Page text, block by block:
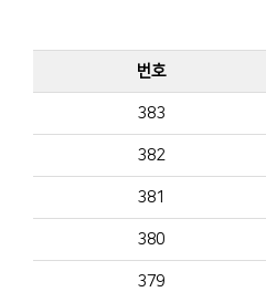
번호
383
382
381
380
379